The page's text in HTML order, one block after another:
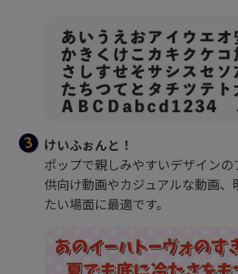
けいふぉんと！
ポップで親しみやすいデザイン
供向け動画やカジュアルな動画
たい場面に最適です。